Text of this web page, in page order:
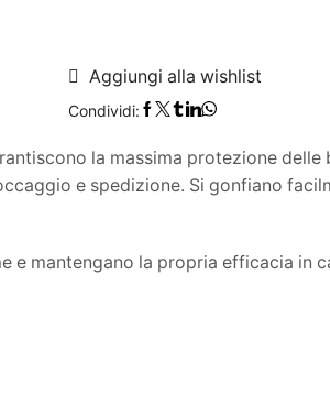
Aggiungi alla wishlist
Condividi:
la massima protezione
e spedizione. Si gonfiano
e mantengano la propria efficacia in